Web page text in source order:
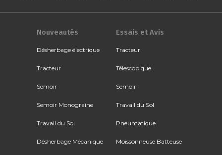
Nouveautés
Désherbage électrique
Tracteur
Semoir
Semoir Monograine
Travail du Sol
Désherbage Mécanique
Essais et Avis
Tracteur
Télescopique
Semoir
Travail du Sol
Pneumatique
Moissonneuse Batteuse